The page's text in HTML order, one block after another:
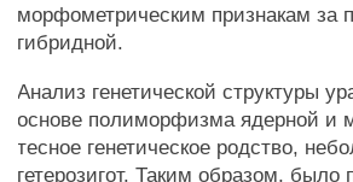
морфометрическим признакам за
гибридной.
Анализ генетической структуры
основе полиморфизма ядерной и
тесное генетическое родство,
гетерозигот. Таким образом,